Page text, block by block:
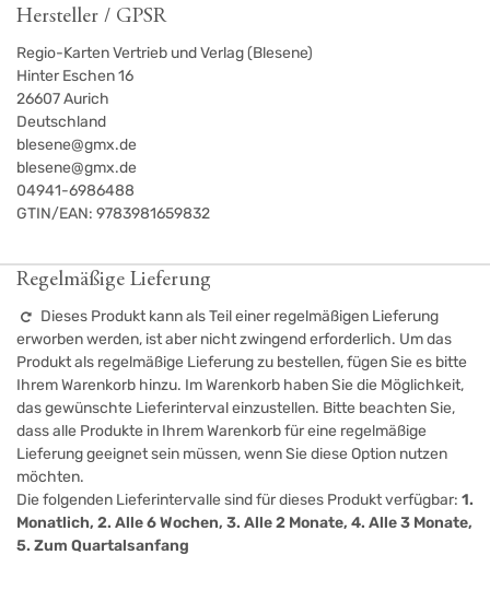
Hersteller / GPSR
Regio-Karten Vertrieb und Verlag (Blesene)
Hinter Eschen 16
26607Aurich
Deutschland
blesene@gmx.de
blesene@gmx.de
04941-6986488
GTIN/EAN: 9783981659832
Regelmäßige Lieferung
Dieses Produkt kann als Teil einer regelmäßigen Lieferung
erworben werden, ist aber nicht zwingend erforderlich. Um das
Produkt als regelmäßige Lieferung zu bestellen, fügen Sie es bitte
Ihrem Warenkorb hinzu. Im Warenkorb haben Sie die Möglichkeit,
das gewünschte Lieferinterval einzustellen. Bitte beachten Sie,
dass alle Produkte in Ihrem Warenkorb für eine regelmäßige
Lieferung geeignet sein müssen, wenn Sie diese Option nutzen
möchten.
Die folgenden Lieferintervalle sind für dieses Produkt verfügbar: 1.
Monatlich, 2. Alle 6 Wochen, 3. Alle 2 Monate, 4. Alle 3 Monate,
5. Zum Quartalsanfang